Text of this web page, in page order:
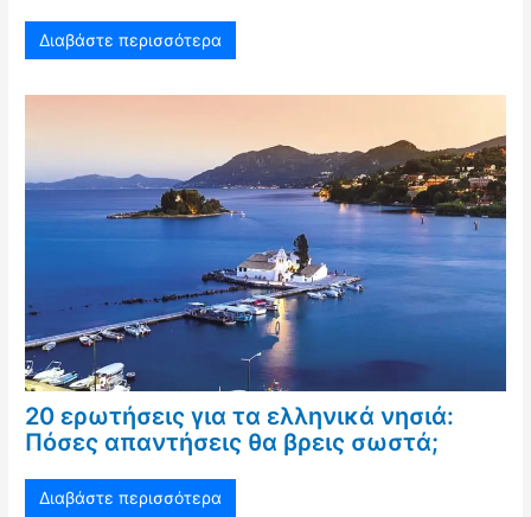
Διαβάστε περισσότερα
20 ερωτήσεις για τα ελληνικά νησιά:
Πόσες απαντήσεις θα βρεις σωστά;
Διαβάστε περισσότερα